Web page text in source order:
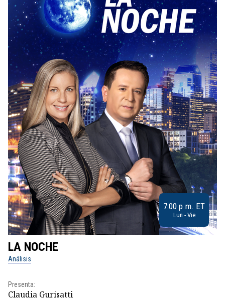
7:00 p.m. ET
Lun - Vie
LA NOCHE
Análisis
Presenta:
Claudia Gurisatti